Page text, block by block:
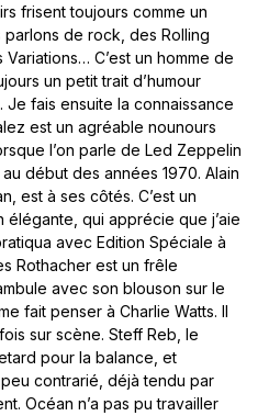
frisent toujours comme un
de rock, des Rolling
C’est un homme de
un petit trait d’humour
fais ensuite la connaissance
est un agréable nounours
l’on parle de Led Zeppelin
début des années 1970. Alain
est à ses côtés. C’est un
élégante, qui apprécie que j’aie
avec Edition Spéciale à
Rothacher est un frêle
avec son blouson sur le
fait penser à Charlie Watts. Il
sur scène. Steff Reb, le
pour la balance, et
contrarié, déjà tendu par
Océan n’a pas pu travailler